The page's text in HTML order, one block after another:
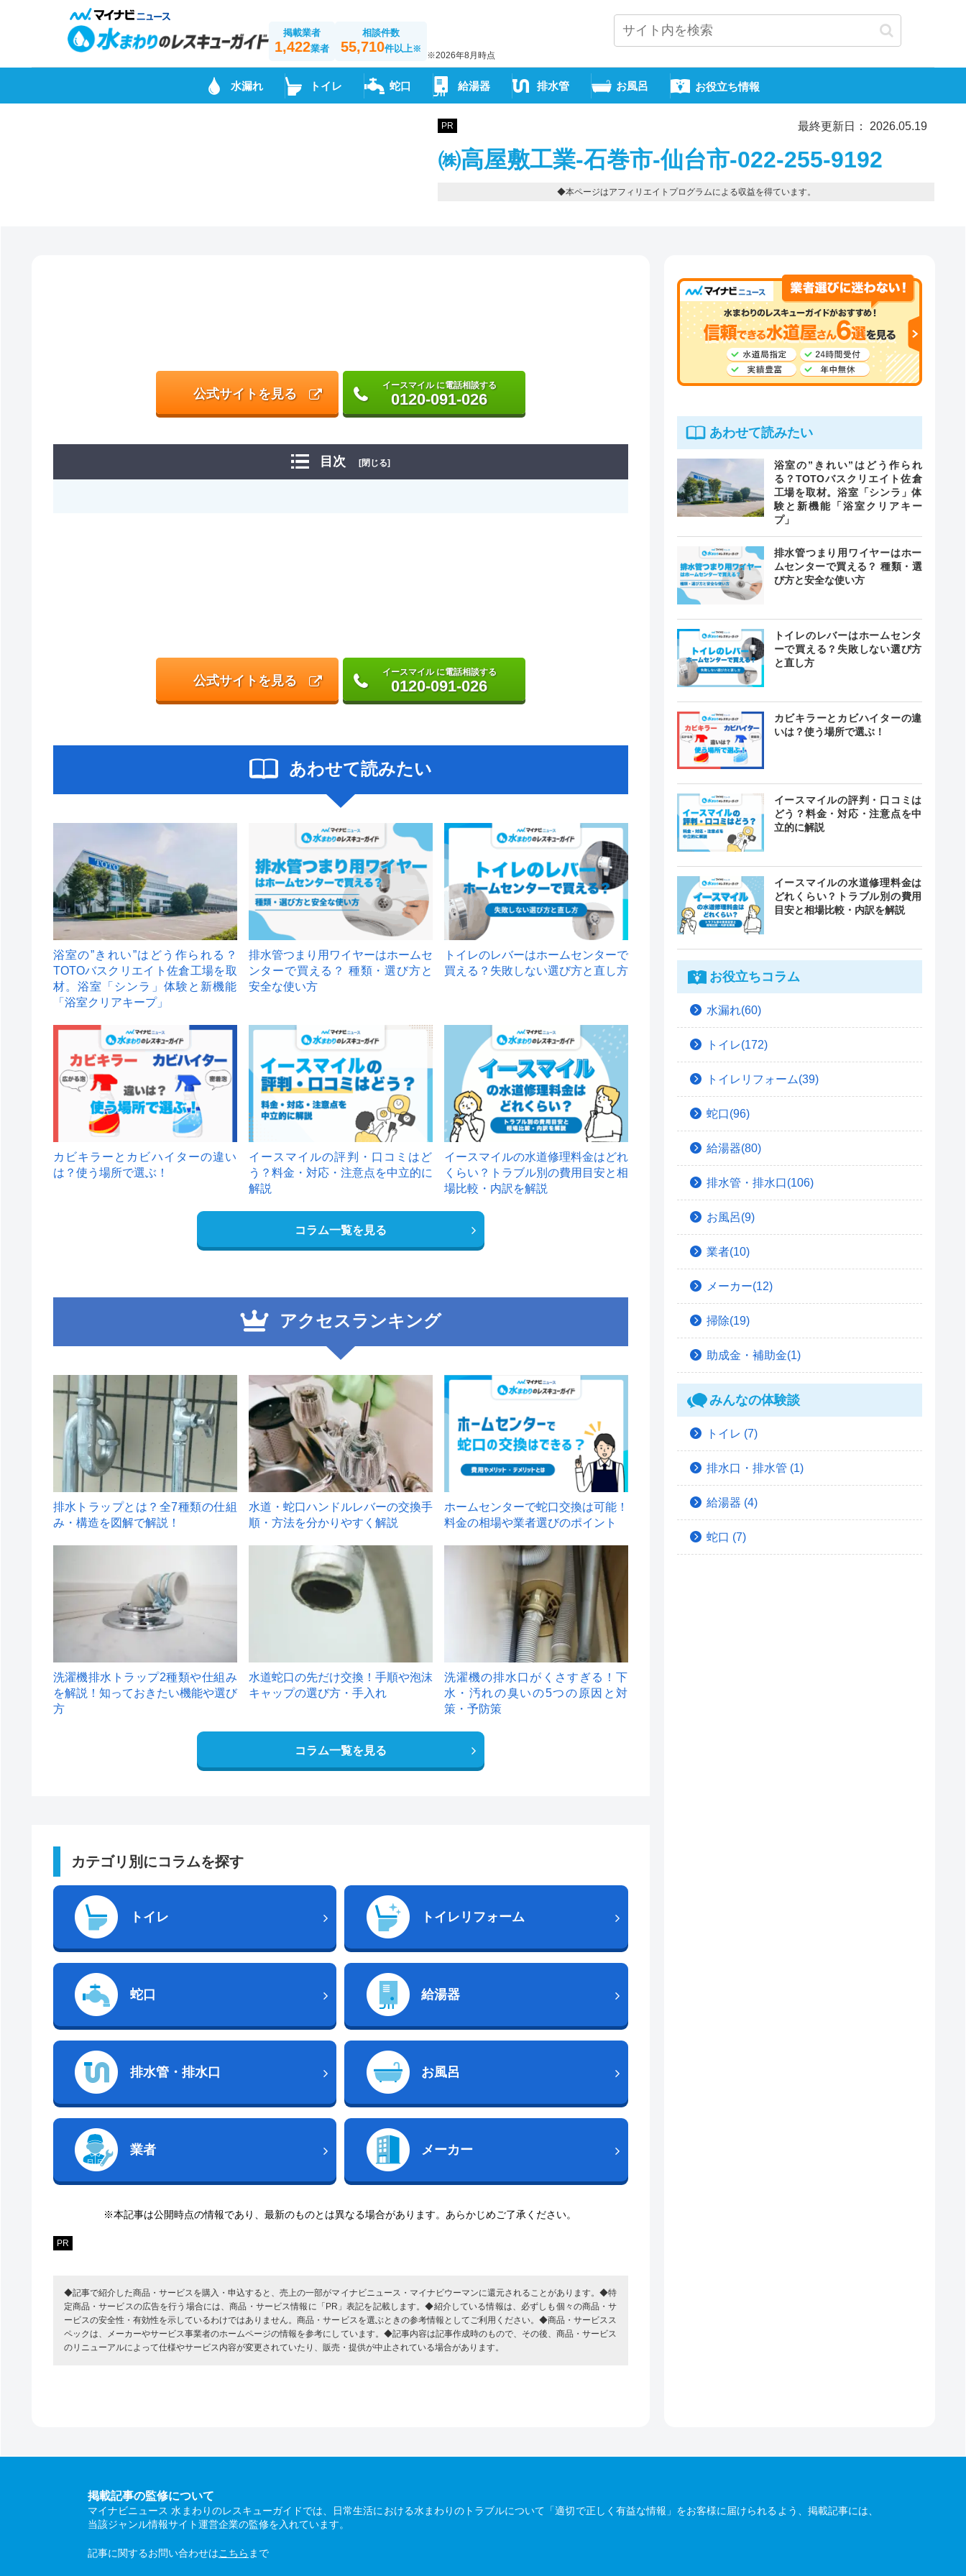
掲載業者
1,422業者
相談件数
55,710件以上※
※2026年8月時点
水漏れ トイレ 蛇口 給湯器 排水管 お風呂 お役立ち情報
PR 最終更新日： 2026.05.19
㈱高屋敷工業-石巻市-仙台市-022-255-9192
◆本ページはアフィリエイトプログラムによる収益を得ています。
公式サイトを見る
イースマイル に電話相談する
0120-091-026
目次 [閉じる]
公式サイトを見る
イースマイル に電話相談する
0120-091-026
あわせて読みたい
浴室の”きれい”はどう作られる？
TOTOバスクリエイト佐倉工場を取
材。浴室「シンラ」体験と新機能
「浴室クリアキープ」
排水管つまり用ワイヤーはホームセ
ンターで買える？ 種類・選び方と
安全な使い方
トイレのレバーはホームセンターで
買える？失敗しない選び方と直し方
カビキラーとカビハイターの違い
は？使う場所で選ぶ！
イースマイルの評判・口コミはど
う？料金・対応・注意点を中立的に
解説
イースマイルの水道修理料金はどれ
くらい？トラブル別の費用目安と相
場比較・内訳を解説
コラム一覧を見る
アクセスランキング
1
排水トラップとは？全7種類の仕組
み・構造を図解で解説！
2
水道・蛇口ハンドルレバーの交換手
順・方法を分かりやすく解説
ホームセンターで蛇口交換は可能！
料金の相場や業者選びのポイント
洗濯機排水トラップ2種類や仕組み
を解説！知っておきたい機能や選び
方
水道蛇口の先だけ交換！手順や泡沫
キャップの選び方・手入れ
洗濯機の排水口がくさすぎる！下
水・汚れの臭いの5つの原因と対
策・予防策
コラム一覧を見る
カテゴリ別にコラムを探す
トイレ トイレリフォーム
蛇口 給湯器
排水管・排水口 お風呂
業者 メーカー
※本記事は公開時点の情報であり、最新のものとは異なる場合があります。あらかじめご了承ください。
PR
◆記事で紹介した商品・サービスを購入・申込すると、売上の一部がマイナビニュース・マイナビウーマンに還元されることがあります。◆特
定商品・サービスの広告を行う場合には、商品・サービス情報に「PR」表記を記載します。◆紹介している情報は、必ずしも個々の商品・サ
ービスの安全性・有効性を示しているわけではありません。商品・サービスを選ぶときの参考情報としてご利用ください。◆商品・サービスス
ペックは、メーカーやサービス事業者のホームページの情報を参考にしています。◆記事内容は記事作成時のもので、その後、商品・サービス
のリニューアルによって仕様やサービス内容が変更されていたり、販売・提供が中止されている場合があります。
あわせて読みたい
浴室の”きれい”はどう作られ
る？TOTOバスクリエイト佐倉
工場を取材。浴室「シンラ」体
験と新機能「浴室クリアキー
プ」
排水管つまり用ワイヤーはホー
ムセンターで買える？ 種類・選
び方と安全な使い方
トイレのレバーはホームセンタ
ーで買える？失敗しない選び方
と直し方
カビキラーとカビハイターの違
いは？使う場所で選ぶ！
イースマイルの評判・口コミは
どう？料金・対応・注意点を中
立的に解説
イースマイルの水道修理料金は
どれくらい？トラブル別の費用
目安と相場比較・内訳を解説
お役立ちコラム
水漏れ(60)
トイレ(172)
トイレリフォーム(39)
蛇口(96)
給湯器(80)
排水管・排水口(106)
お風呂(9)
業者(10)
メーカー(12)
掃除(19)
助成金・補助金(1)
みんなの体験談
トイレ (7)
排水口・排水管 (1)
給湯器 (4)
蛇口 (7)
掲載記事の監修について
マイナビニュース 水まわりのレスキューガイドでは、日常生活における水まわりのトラブルについて「適切で正しく有益な情報」をお客様に届けられるよう、掲載記事には、
当該ジャンル情報サイト運営企業の監修を入れています。
記事に関するお問い合わせはこちら まで